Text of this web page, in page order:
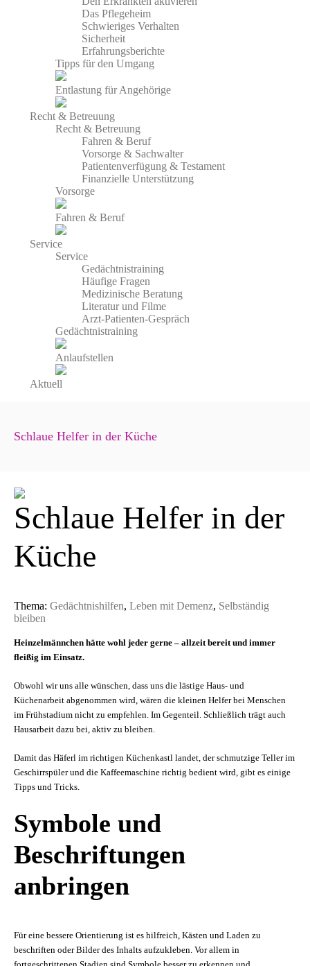
Das Pflegeheim
Schwieriges Verhalten
Sicherheit
Erfahrungsberichte
Tipps für den Umgang
Entlastung für Angehörige
Recht & Betreuung
Recht & Betreuung
Fahren & Beruf
Vorsorge & Sachwalter
Patientenverfügung & Testament
Finanzielle Unterstützung
Vorsorge
Fahren & Beruf
Service
Service
Gedächtnistraining
Häufige Fragen
Medizinische Beratung
Literatur und Filme
Arzt-Patienten-Gespräch
Gedächtnistraining
Anlaufstellen
Aktuell
Schlaue Helfer in der Küche
Schlaue Helfer in der
Küche
Thema: Gedächtnishilfen, Leben mit Demenz, Selbständig
bleiben
Heinzelmännchen hätte wohl jeder gerne – allzeit bereit und immer
fleißig im Einsatz.
Obwohl wir uns alle wünschen, dass uns die lästige Haus- und
Küchenarbeit abgenommen wird, wären die kleinen Helfer bei Menschen
im Frühstadium nicht zu empfehlen. Im Gegenteil. Schließlich trägt auch
Hausarbeit dazu bei, aktiv zu bleiben.
Damit das Häferl im richtigen Küchenkastl landet, der schmutzige Teller im
Geschirrspüler und die Kaffeemaschine richtig bedient wird, gibt es einige
Tipps und Tricks.
Symbole und
Beschriftungen
anbringen
Für eine bessere Orientierung ist es hilfreich, Kästen und Laden zu
beschriften oder Bilder des Inhalts aufzukleben. Vor allem in